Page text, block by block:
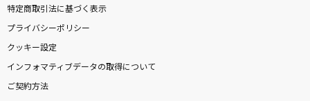
咆哮
友成空
愛をこめて花束を
特定商取引法に基づく表示
プライバシーポリシー
クッキー設定
インフォマティブデータの取得について
ご契約方法